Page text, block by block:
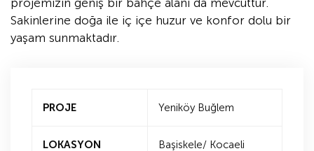
Sakinlerine doğa ile iç içe huzur ve konfor dolu bir
yaşam sunmaktadır.
PROJE Yeniköy Buğlem
LOKASYON Başiskele/ Kocaeli